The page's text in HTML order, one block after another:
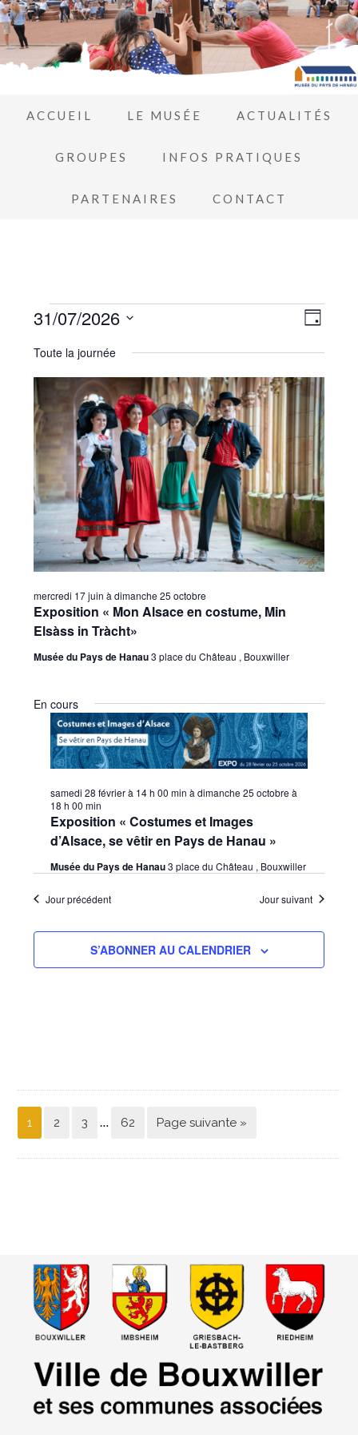
ACCUEIL LE MUSÉE ACTUALITÉS
GROUPES INFOS PRATIQUES
PARTENAIRES CONTACT
parvues
JOUR
31/07/2026
une
date.
Toute la journée
Exposition « Mon Alsace en costume, Min
Elsàss in Tràcht»
mercredi 17 juin à dimanche 25 octobre
Musée du Pays de Hanau3 place du Château , Bouxwiller
En cours
Exposition « Costumes et Images
d’Alsace, se vêtir en Pays de Hanau »
samedi 28 février à 14 h 00 min à dimanche 25 octobre à
18 h 00 min
Musée du Pays de Hanau3 place du Château , Bouxwiller
Jour précédent Jour suivant
S’ABONNER AU CALENDRIER
1 2 3 … 62 Page suivante »